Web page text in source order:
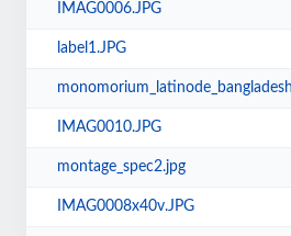
IMAG0006.JPG
label1.JPG
IMAG0010.JPG
montage_spec2.jpg
IMAG0008x40v.JPG